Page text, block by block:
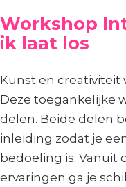
Workshop
ik laat los
Kunst en creativiteit
Deze toegankelijke
delen. Beide delen
inleiding zodat je
bedoeling is. Vanuit
ervaringen ga je